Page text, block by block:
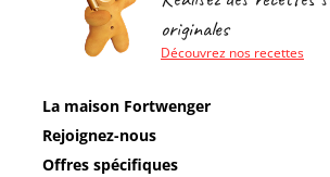
originales
Découvrez nos recettes
La maison Fortwenger
Rejoignez-nous
Offres spécifiques